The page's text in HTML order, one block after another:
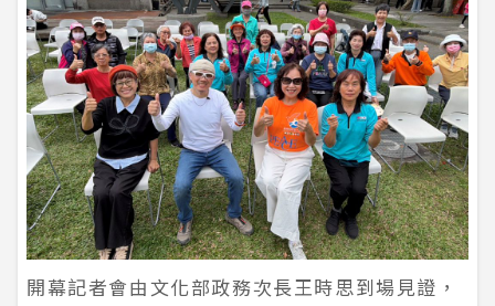
開幕記者會由文化部政務次長王時思到場見證，